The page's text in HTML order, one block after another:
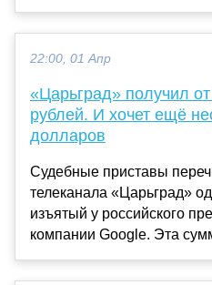
22:00, 01 Апр
«Царьград» получил
рублей. И хочет ещё
долларов
Cудебные приставы
телеканала «Царьград»
изъятый у российского
компании Google. Эта